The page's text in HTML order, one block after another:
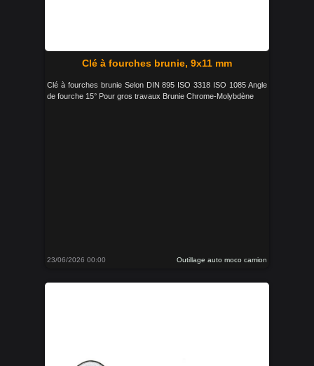
Clé à fourches brunie, 9x11 mm
Clé à fourches brunie Selon DIN 895 ISO 3318 ISO 1085 Angle
de fourche 15° Pour gros travaux Brunie Chrome-Molybdène
23/06/2026 00:00 Outillage auto moco camion